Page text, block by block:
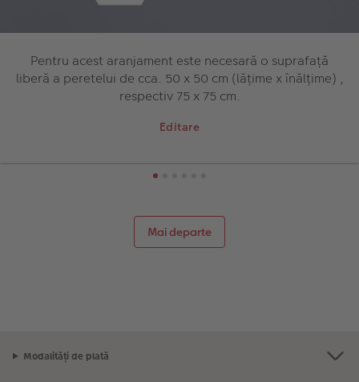
Pentru acest aranjament este necesară o suprafață
liberă a peretelui de cca. 50 x 50 cm (lățime x înălțime) ,
respectiv 75 x 75 cm.
Editare
Mai departe
Modalități de plată